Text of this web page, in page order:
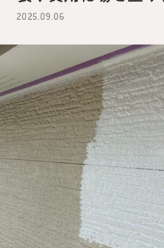
2025.09.06